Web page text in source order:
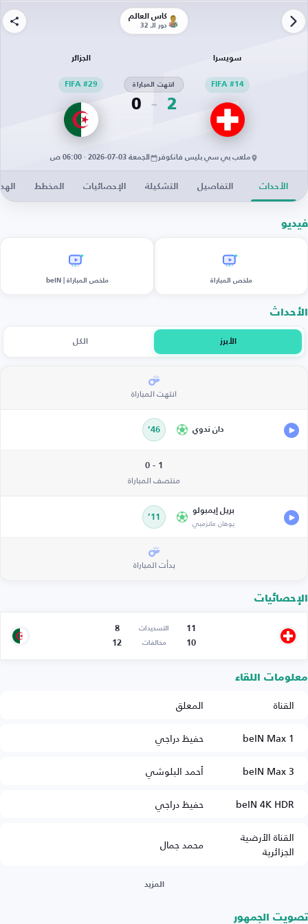
كأس العالم
دور الـ 32
سويسرا
FIFA #14
2
انتهت المباراة
0
الجزائر
FIFA #29
ملعب بي سي بليس فانكوفر الجمعة 03-07-2026 · 06:00 ص
الأحداث التفاصيل التشكيلة الإحصائيات المخطط
فيديو
ملخص المباراة ملخص المباراة | beIN
الأحداث
الأبرز الكل
انتهت المباراة
دان ندوي 46’
1 - 0
منتصف المباراة
بريل إيمبولو
يوهان مانزمبي 11’
بدأت المباراة
الإحصائيات
11 التسديدات
8
10
مخالفات 12
معلومات اللقاء
القناة
المعلق
beIN Max 1
حفيظ دراجي
beIN Max 3
أحمد البلوشي
beIN 4K HDR
حفيظ دراجي
القناة الأرضية
الجزائرية محمد جمال
المزيد
تصويت الجمهور